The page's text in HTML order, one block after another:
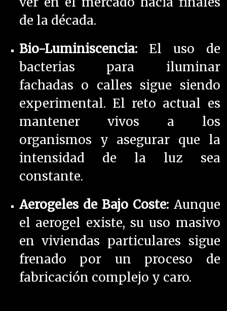
de la década.
Bio-Luminiscencia:El uso de
bacterias para iluminar
fachadas o calles sigue siendo
experimental. El reto actual es
mantener vivos a los
organismos y asegurar que la
intensidad de la luz sea
constante.
Aerogeles de Bajo Coste: Aunque
el aerogel existe, su uso masivo
en viviendas particulares sigue
frenado por un proceso de
fabricación complejo y caro.